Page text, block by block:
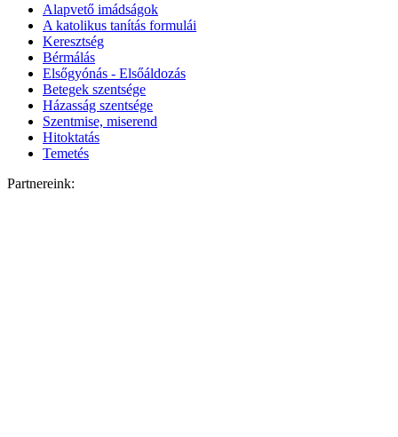
Alapvető imádságok
A katolikus tanítás formulái
Keresztség
Bérmálás
Elsőgyónás - Elsőáldozás
Betegek szentsége
Házasság szentsége
Szentmise, miserend
Hitoktatás
Temetés
Partnereink: